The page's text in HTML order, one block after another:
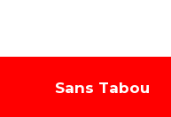
Sans Tabou